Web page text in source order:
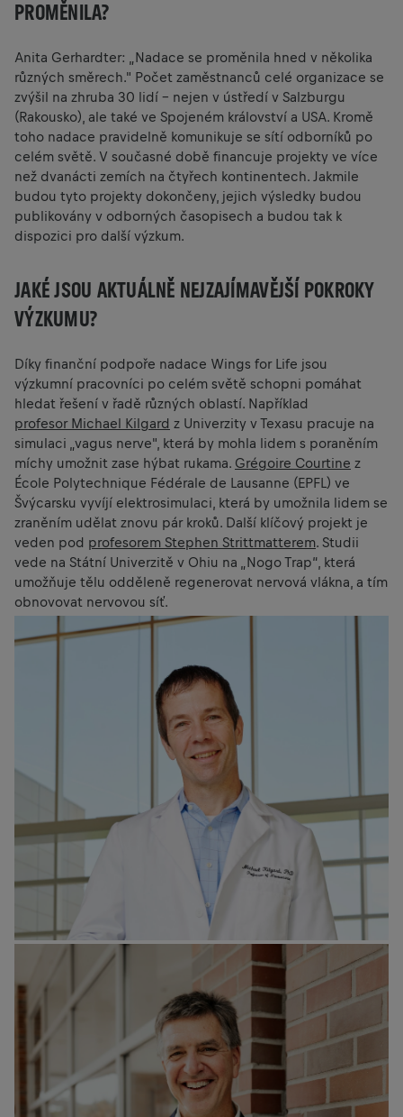
PROMĚNILA?
Anita Gerhardter: „Nadace se proměnila hned v několika
různých směrech." Počet zaměstnanců celé organizace se
zvýšil na zhruba 30 lidí – nejen v ústředí v Salzburgu
(Rakousko), ale také ve Spojeném království a USA. Kromě
toho nadace pravidelně komunikuje se sítí odborníků po
celém světě. V současné době financuje projekty ve více
než dvanácti zemích na čtyřech kontinentech. Jakmile
budou tyto projekty dokončeny, jejich výsledky budou
publikovány v odborných časopisech a budou tak k
dispozici pro další výzkum.
JAKÉ JSOU AKTUÁLNĚ NEJZAJÍMAVĚJŠÍ POKROKY
VÝZKUMU?
Díky finanční podpoře nadace Wings for Life jsou
výzkumní pracovníci po celém světě schopni pomáhat
hledat řešení v řadě různých oblastí. Například
profesor Michael Kilgard z Univerzity v Texasu pracuje na
simulaci „vagus nerve", která by mohla lidem s poraněním
míchy umožnit zase hýbat rukama. Grégoire Courtine z
École Polytechnique Fédérale de Lausanne (EPFL) ve
Švýcarsku vyvíjí elektrosimulaci, která by umožnila lidem se
zraněním udělat znovu pár kroků. Další klíčový projekt je
veden pod profesorem Stephen Strittmatterem. Studii
vede na Státní Univerzitě v Ohiu na „Nogo Trap“, která
umožňuje tělu odděleně regenerovat nervová vlákna, a tím
obnovovat nervovou síť.